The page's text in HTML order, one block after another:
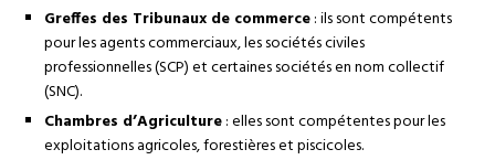
Greffes des Tribunaux de commerce: ils sont compétents
pour les agents commerciaux, les sociétés civiles
professionnelles (SCP) et certaines sociétés en nom collectif
(SNC).
Chambres d’Agriculture: elles sont compétentes pour les
exploitations agricoles, forestières et piscicoles.